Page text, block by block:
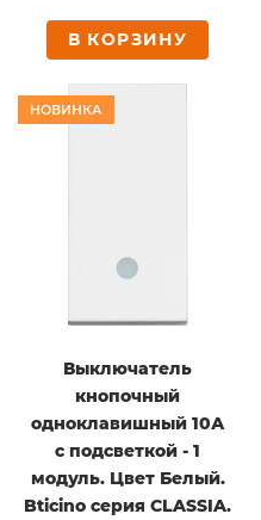
В КОРЗИНУ
НОВИНКА
Выключатель
кнопочный
одноклавишный 10А
с подсветкой - 1
модуль. Цвет Белый.
Bticino серия CLASSIA.